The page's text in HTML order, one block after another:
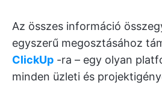
Az összes információ
egyszerű megosztásához
ClickUp -ra – egy olyan
minden üzleti és